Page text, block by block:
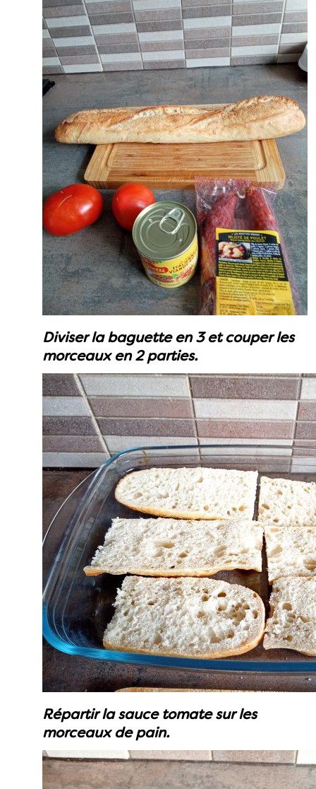
Diviser la baguette en 3 et couper les
morceaux en 2 parties.
Répartir la sauce tomate sur les
morceaux de pain.